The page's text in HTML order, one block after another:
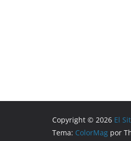
Copyright © 2026 El
Tema: ColorMag por